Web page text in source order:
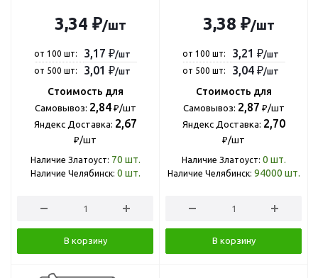
3,34 ₽/шт
от 100 шт: 3,17 ₽/шт
от 500 шт:
3,01 ₽/шт
Стоимость для
Самовывоз: 2,84₽/шт
Яндекс Доставка: 2,67
₽/шт
Наличие Златоуст: 70 шт.
Наличие Челябинск: 0 шт.
В корзину
3,38 ₽/шт
от 100 шт: 3,21 ₽/шт
от 500 шт:
3,04 ₽/шт
Стоимость для
Самовывоз: 2,87 ₽/шт
Яндекс Доставка: 2,70
₽/шт
Наличие Златоуст: 0 шт.
Наличие Челябинск: 94000 шт.
В корзину